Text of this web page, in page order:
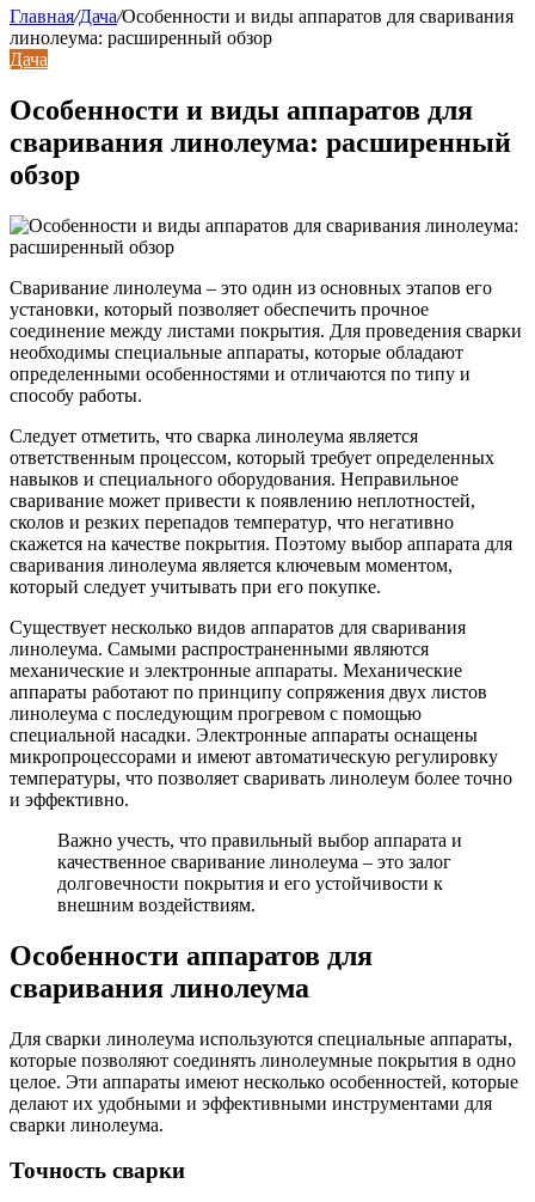
Главная/Дача/Особенности и виды аппаратов для сваривания
линолеума: расширенный обзор
Дача
Особенности и виды аппаратов для
сваривания линолеума: расширенный
обзор
Сваривание линолеума – это один из основных этапов его
установки, который позволяет обеспечить прочное
соединение между листами покрытия. Для проведения сварки
необходимы специальные аппараты, которые обладают
определенными особенностями и отличаются по типу и
способу работы.
Следует отметить, что сварка линолеума является
ответственным процессом, который требует определенных
навыков и специального оборудования. Неправильное
сваривание может привести к появлению неплотностей,
сколов и резких перепадов температур, что негативно
скажется на качестве покрытия. Поэтому выбор аппарата для
сваривания линолеума является ключевым моментом,
который следует учитывать при его покупке.
Существует несколько видов аппаратов для сваривания
линолеума. Самыми распространенными являются
механические и электронные аппараты. Механические
аппараты работают по принципу сопряжения двух листов
линолеума с последующим прогревом с помощью
специальной насадки. Электронные аппараты оснащены
микропроцессорами и имеют автоматическую регулировку
температуры, что позволяет сваривать линолеум более точно
и эффективно.
Важно учесть, что правильный выбор аппарата и
качественное сваривание линолеума – это залог
долговечности покрытия и его устойчивости к
внешним воздействиям.
Особенности аппаратов для
сваривания линолеума
Для сварки линолеума используются специальные аппараты,
которые позволяют соединять линолеумные покрытия в одно
целое. Эти аппараты имеют несколько особенностей, которые
делают их удобными и эффективными инструментами для
сварки линолеума.
Точность сварки